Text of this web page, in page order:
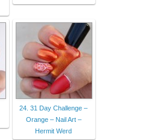
24. 31 Day Challenge –
Orange – Nail Art –
Hermit Werd